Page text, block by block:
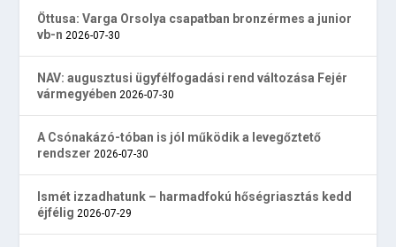
Öttusa: Varga Orsolya csapatban bronzérmes a junior
vb-n 2026-07-30
NAV: augusztusi ügyfélfogadási rend változása Fejér
vármegyében 2026-07-30
A Csónakázó-tóban is jól működik a levegőztető
rendszer 2026-07-30
Ismét izzadhatunk – harmadfokú hőségriasztás kedd
éjfélig 2026-07-29